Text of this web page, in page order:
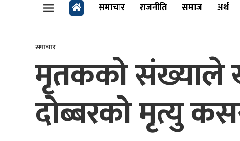
समाचार राजनीति समाज अर्थ
समाचार
मृतकको संख्याले
दोब्बरको मृत्यु